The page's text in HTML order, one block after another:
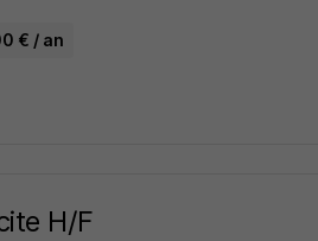
€ / an
H/F